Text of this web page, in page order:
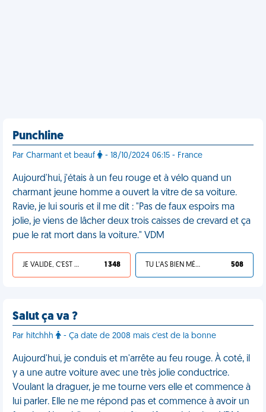
Punchline
Par Charmant et beauf - 18/10/2024 06:15 - France
Aujourd'hui, j'étais à un feu rouge et à vélo quand un
charmant jeune homme a ouvert la vitre de sa voiture.
Ravie, je lui souris et il me dit : "Pas de faux espoirs ma
jolie, je viens de lâcher deux trois caisses de crevard et ça
pue le rat mort dans la voiture." VDM
JE VALIDE, C'EST UNE VDM 1 348 TU L'AS BIEN MÉRITÉ 508
Salut ça va ?
Par hitchhh - Ça date de 2008 mais c'est de la bonne
Aujourd'hui, je conduis et m'arrête au feu rouge. À coté, il
y a une autre voiture avec une très jolie conductrice.
Voulant la draguer, je me tourne vers elle et commence à
lui parler. Elle ne me répond pas et commence à avoir un